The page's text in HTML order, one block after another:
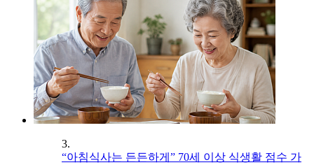
3.
“아침식사는 든든하게” 70세 이상 식생활 점수 가